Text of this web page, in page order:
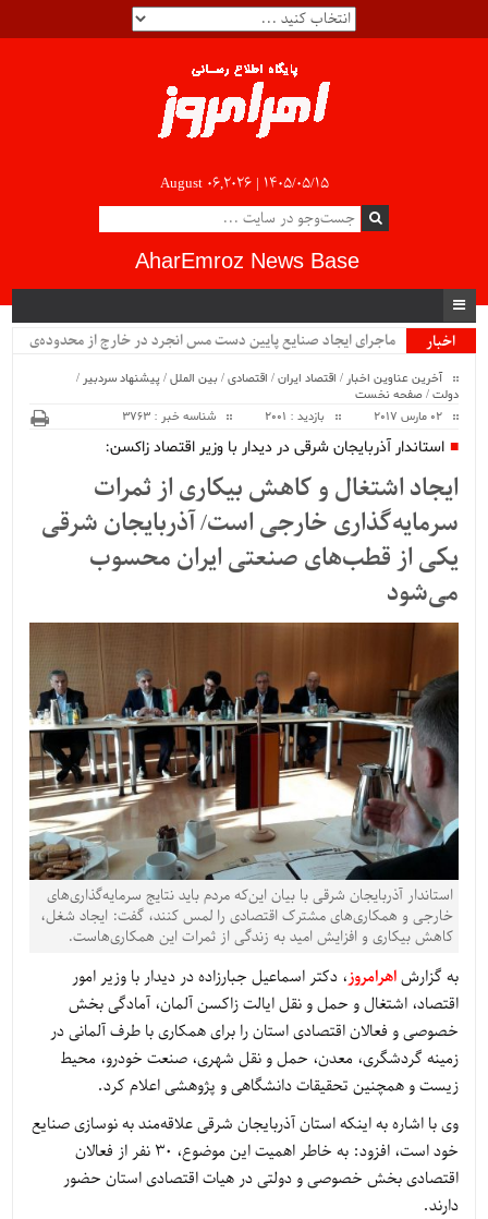
August 06,2026 | ۱۴۰۵/۰۵/۱۵
AharEmroz News Base
اخبار
ماجرای ایجاد صنایع پایین دست مس انجرد در خارج از محدوده‌ی
آخرین عناوین اخبار / اقتصاد ایران/ اقتصادی/بین الملل/پیشنهاد سردبیر /
دولت/صفحه نخست
02 مارس 2017
بازدید : 2001 شناسه خبر : 3763
استاندار آذربایجان شرقی در دیدار با وزیر اقتصاد زاکسن:
ایجاد اشتغال و کاهش بیکاری از ثمرات
سرمایه‌گذاری‌ خارجی است/ آذربایجان شرقی
یکی از قطب‌های صنعتی ایران محسوب
می‌شود
استاندار آذربایجان شرقی با بیان این‌که مردم باید نتایج سرمایه‌گذاری‌های
خارجی و همکاری‌های مشترک اقتصادی را لمس کنند، گفت: ایجاد شغل،
کاهش بیکاری و افزایش امید به زندگی از ثمرات این همکاری‌هاست.
به گزارشاهرامروز، دکتر اسماعیل جبارزاده در دیدار با وزیر امور
اقتصاد، اشتغال و حمل و نقل ایالت زاکسن آلمان، آمادگی بخش
خصوصی و فعالان اقتصادی استان را برای همکاری با طرف آلمانی در
زمینه گردشگری، معدن، حمل و نقل شهری، صنعت خودرو، محیط
زیست و همچنین تحقیقات دانشگاهی و پژوهشی اعلام کرد.
وی با اشاره به اینکه استان آذربایجان شرقی علاقه‌مند به نوسازی صنایع
خود است، افزود: به خاطر اهمیت این موضوع، ۳۰ نفر از فعالان
اقتصادی بخش خصوصی و دولتی در هیات اقتصادی استان حضور
دارند.